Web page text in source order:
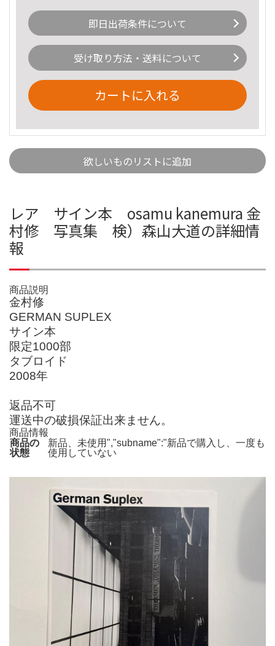
即日出荷条件について
受け取り方法・送料について
カートに入れる
欲しいものリストに追加
レア サイン本 osamu kanemura 金
村修 写真集 検）森山大道の詳細情
報
商品説明
金村修
GERMAN SUPLEX
サイン本
限定1000部
タブロイド
2008年
返品不可
運送中の破損保証出来ません。
商品情報
商品の
状態
新品、未使用","subname":"新品で購入し、一度も
使用していない